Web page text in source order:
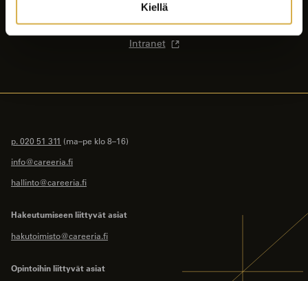
Kiellä
Yhteystiedot
Intranet
p. 020 51 311 (ma–pe klo 8–16)
info@careeria.fi
hallinto@careeria.fi
Hakeutumiseen liittyvät asiat
hakutoimisto@careeria.fi
Opintoihin liittyvät asiat